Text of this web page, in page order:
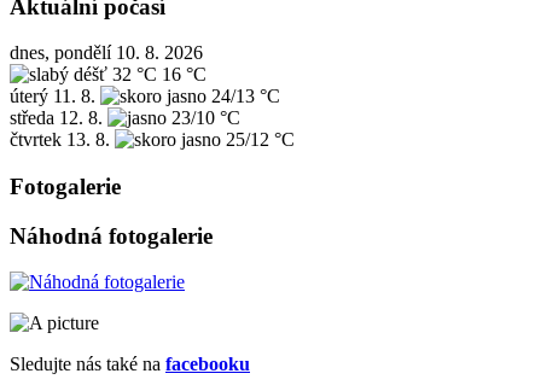
Aktuální počasí
dnes, pondělí 10. 8. 2026
32 °C 16 °C
úterý 11. 8.
24/13 °C
středa 12. 8.
23/10 °C
čtvrtek 13. 8. 25/12 °C
Fotogalerie
Náhodná fotogalerie
Sledujte nás také na facebooku